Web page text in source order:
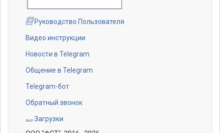
Руководство Пользователя
Видео инструкции
Новости в Telegram
Общение в Telegram
Telegram-бот
Обратный звонок
Загрузки